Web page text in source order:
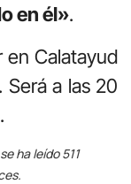
en él».
en Calatayud
Será a las 20
ha leído 511